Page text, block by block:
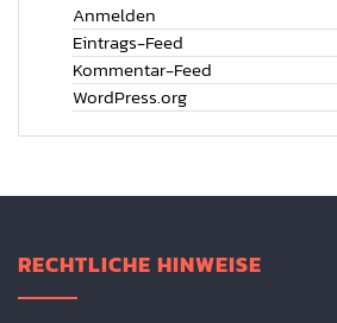
Anmelden
Eintrags-Feed
Kommentar-Feed
WordPress.org
RECHTLICHE HINWEISE